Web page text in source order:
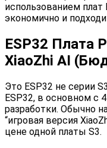
использованием
экономично и
ESP32 Плата
XiaoZhi AI
Это ESP32 не серии
ESP32, в основном с
разработки. Обычно
“игровая версия
цене одной платы S3.